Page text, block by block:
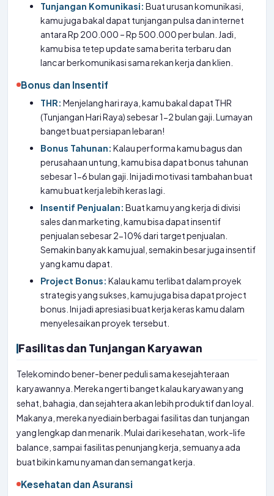
Tunjangan Komunikasi: Buat urusan komunikasi,
kamu juga bakal dapat tunjangan pulsa dan internet
antara Rp 200.000 – Rp 500.000 per bulan. Jadi,
kamu bisa tetep update sama berita terbaru dan
lancar berkomunikasi sama rekan kerja dan klien.
Bonus dan Insentif
THR: Menjelang hari raya, kamu bakal dapat THR
(Tunjangan Hari Raya) sebesar 1-2 bulan gaji. Lumayan
banget buat persiapan lebaran!
Bonus Tahunan: Kalau performa kamu bagus dan
perusahaan untung, kamu bisa dapat bonus tahunan
sebesar 1-6 bulan gaji. Ini jadi motivasi tambahan buat
kamu buat kerja lebih keras lagi.
Insentif Penjualan: Buat kamu yang kerja di divisi
sales dan marketing, kamu bisa dapat insentif
penjualan sebesar 2-10% dari target penjualan.
Semakin banyak kamu jual, semakin besar juga insentif
yang kamu dapat.
Project Bonus: Kalau kamu terlibat dalam proyek
strategis yang sukses, kamu juga bisa dapat project
bonus. Ini jadi apresiasi buat kerja keras kamu dalam
menyelesaikan proyek tersebut.
Fasilitas dan Tunjangan Karyawan
Telekomindo bener-bener peduli sama kesejahteraan
karyawannya. Mereka ngerti banget kalau karyawan yang
sehat, bahagia, dan sejahtera akan lebih produktif dan loyal.
Makanya, mereka nyediain berbagai fasilitas dan tunjangan
yang lengkap dan menarik. Mulai dari kesehatan, work-life
balance, sampai fasilitas penunjang kerja, semuanya ada
buat bikin kamu nyaman dan semangat kerja.
Kesehatan dan Asuransi